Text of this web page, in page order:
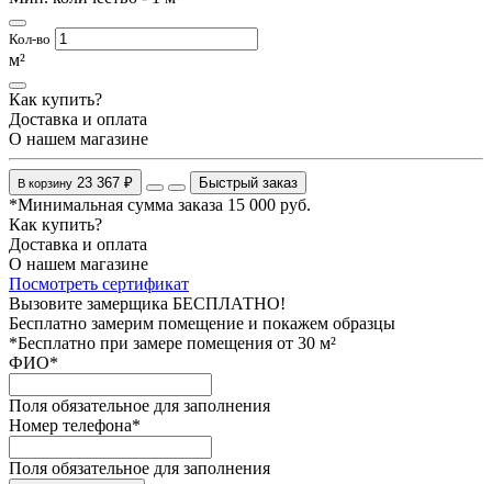
Кол-во
м²
Как купить?
Доставка и оплата
О нашем магазине
В корзину 23 367 ₽ Быстрый заказ
*Минимальная сумма заказа 15 000 руб.
Как купить?
Доставка и оплата
О нашем магазине
Посмотреть сертификат
Вызовите замерщика БЕСПЛАТНО!
Бесплатно замерим помещение и покажем образцы
*Бесплатно при замере помещения от 30 м²
ФИО*
Поля обязательное для заполнения
Номер телефона*
Поля обязательное для заполнения